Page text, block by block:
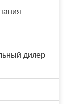
дилер